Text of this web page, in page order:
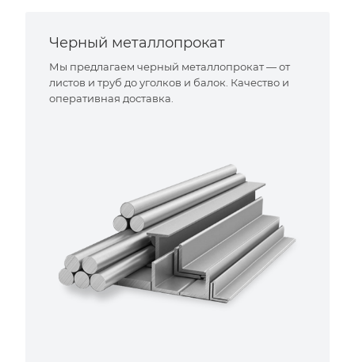
Черный металлопрокат
Мы предлагаем черный металлопрокат — от
листов и труб до уголков и балок. Качество и
оперативная доставка.